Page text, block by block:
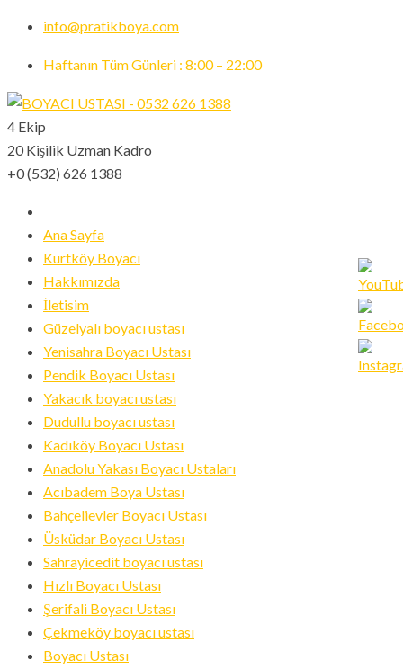
info@pratikboya.com
Haftanın Tüm Günleri : 8:00 – 22:00
4 Ekip
20 Kişilik Uzman Kadro
+0 (532) 626 1388
Ana Sayfa
Kurtköy Boyacı
Hakkımızda
İletisim
Güzelyalı boyacı ustası
Yenisahra Boyacı Ustası
Pendik Boyacı Ustası
Yakacık boyacı ustası
Dudullu boyacı ustası
Kadıköy Boyacı Ustası
Anadolu Yakası Boyacı Ustaları
Acıbadem Boya Ustası
Bahçelievler Boyacı Ustası
Üsküdar Boyacı Ustası
Sahrayicedit boyacı ustası
Hızlı Boyacı Ustası
Şerifali Boyacı Ustası
Çekmeköy boyacı ustası
Boyacı Ustası
Set